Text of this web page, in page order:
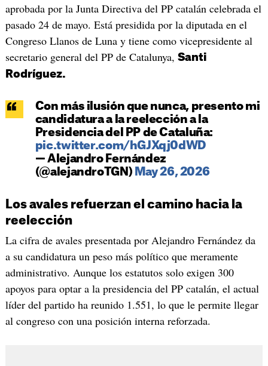
aprobada por la Junta Directiva del PP catalán celebrada el
pasado 24 de mayo. Está presidida por la diputada en el
Congreso Llanos de Luna y tiene como vicepresidente al
secretario general del PP de Catalunya, Santi
Rodríguez.
Con más ilusión que nunca, presento mi
candidatura a la reelección a la
Presidencia del PP de Cataluña:
pic.twitter.com/hGJXqj0dWD
— Alejandro Fernández
(@alejandroTGN) May 26, 2026
Los avales refuerzan el camino hacia la
reelección
La cifra de avales presentada por Alejandro Fernández da
a su candidatura un peso más político que meramente
administrativo. Aunque los estatutos solo exigen 300
apoyos para optar a la presidencia del PP catalán, el actual
líder del partido ha reunido 1.551, lo que le permite llegar
al congreso con una posición interna reforzada.